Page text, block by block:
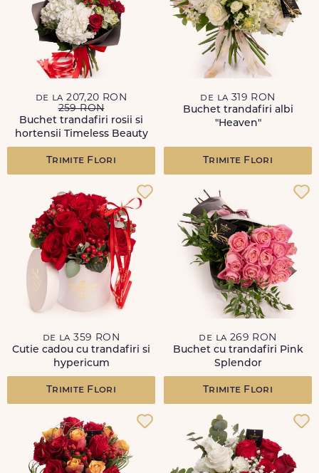
de la 207,20 RON
259 RON
Buchet trandafiri rosii si
hortensii Timeless Beauty
Trimite Flori
de la 319 RON
Buchet trandafiri albi
"Heaven"
Trimite Flori
de la 359 RON
Cutie cadou cu trandafiri si
hypericum
Trimite Flori
de la 269 RON
Buchet cu trandafiri Pink
Splendor
Trimite Flori